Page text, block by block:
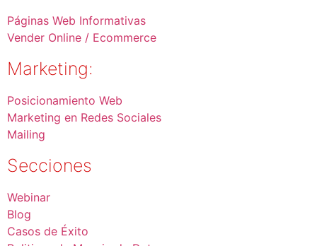
Páginas Web Informativas
Vender Online / Ecommerce
Marketing:
Posicionamiento Web
Marketing en Redes Sociales
Mailing
Secciones
Webinar
Blog
Casos de Éxito